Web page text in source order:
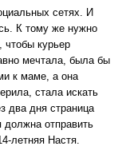
сетях. И
К тому же нужно
чтобы курьер
мечтала, была бы
к маме, а она
стала искать
два дня страница
должна отправить
летняя Настя.